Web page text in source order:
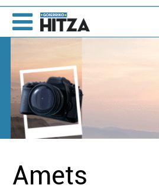
Amets